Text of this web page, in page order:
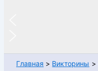
Главная Викторины